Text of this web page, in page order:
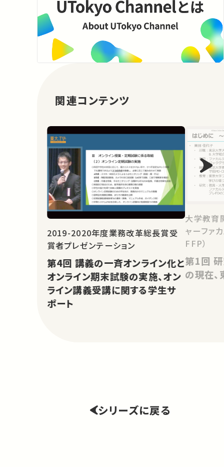
関連コンテンツ
2019-2020年度業務改革総長賞受
賞者プレゼンテーション
第4回 講義の一斉オンライン化と
オンライン期末試験の実施、オン
ライン講義受講に関する学生サ
ポート
大学教育
ャーファ
FFP）
第1回 研究紹介演習・高等教育
の現在
シリーズに戻る